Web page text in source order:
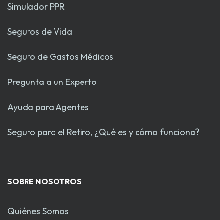
Simulador PPR
Seguros de Vida
Seguro de Gastos Médicos
Pregunta a un Experto
Ayuda para Agentes
Seguro para el Retiro, ¿Qué es y cómo funciona?
SOBRE NOSOTROS
Quiénes Somos